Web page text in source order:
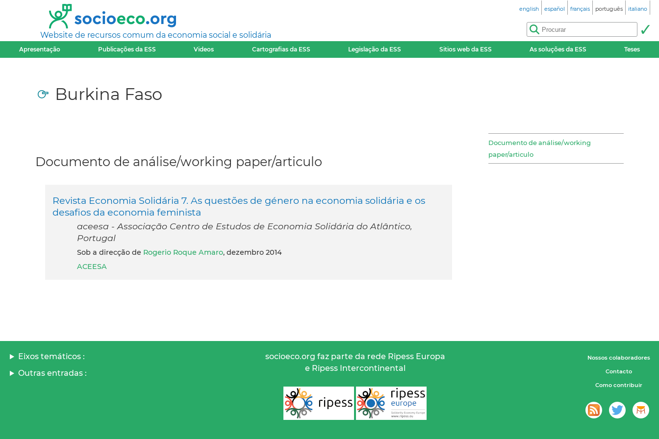
Website de recursos comum da economia social e solidária
english español français português italiano
Apresentação Publicações da ESS Videos Cartografias da ESS Legislação da ESS Sitios web da ESS As soluções da ESS Teses
Burkina Faso
Documento de análise/working
paper/articulo
Documento de análise/working paper/articulo
Revista Economia Solidária 7. As questões de género na economia solidária e os
desafios da economia feminista
aceesa - Associação Centro de Estudos de Economia Solidária do Atlântico,
Portugal
Sob a direcção de Rogerio Roque Amaro, dezembro 2014
ACEESA
Eixos temáticos :
Outras entradas :
socioeco.org faz parte da rede Ripess Europa
e Ripess Intercontinental
Nossos colaboradores
Contacto
Como contribuir